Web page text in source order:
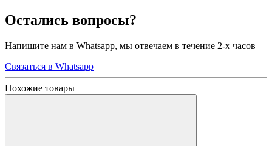
Остались вопросы?
Напишите нам в Whatsapp, мы отвечаем в течение 2-х часов
Связаться в Whatsapp
Похожие товары